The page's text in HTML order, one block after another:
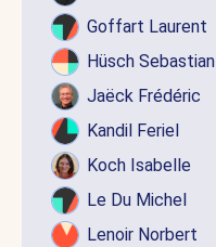
Goffart Laurent
Hüsch Sebastian
Jaëck Frédéric
Kandil Feriel
Koch Isabelle
Le Du Michel
Lenoir Norbert